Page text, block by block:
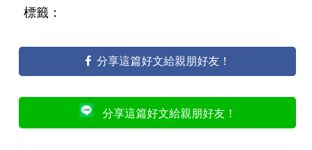
標籤：
分享這篇好文給親朋好友！
分享這篇好文給親朋好友！